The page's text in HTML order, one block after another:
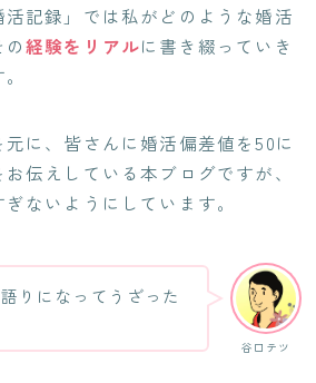
記録」では私がどのような婚活
経験をリアルに書き綴っていき
に、皆さんに婚活偏差値を50に
伝えしている本ブログですが、
ないようにしています。
谷口テツ
りになってうざった